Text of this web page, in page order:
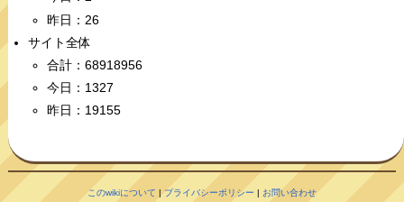
昨日：26
サイト全体
合計：68918956
今日：1327
昨日：19155
このwikiについて |プライバシーポリシー | お問い合わせ